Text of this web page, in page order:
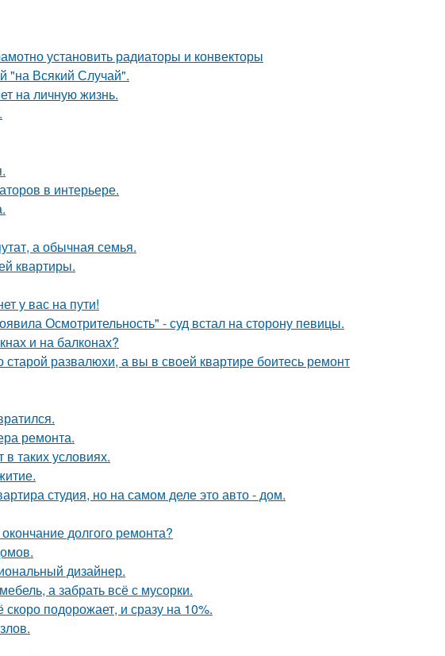
установить радиаторы и конвекторы
"на Всякий Случай".
на личную жизнь.
в интерьере.
а обычная семья.
квартиры.
у вас на пути!
Осмотрительность" - суд встал на сторону певицы.
и на балконах?
развалюхи, а вы в своей квартире боитесь ремонт
ремонта.
таких условиях.
студия, но на самом деле это авто - дом.
долгого ремонта?
дизайнер.
а забрать всё с мусорки.
подорожает, и сразу на 10%.